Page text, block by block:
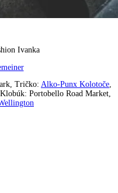
Ivanka
Tričko: Alko-Punx Kolotoče,
Portobello Road Market,